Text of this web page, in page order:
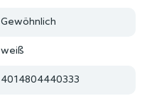
Gewöhnlich
weiß
4014804440333